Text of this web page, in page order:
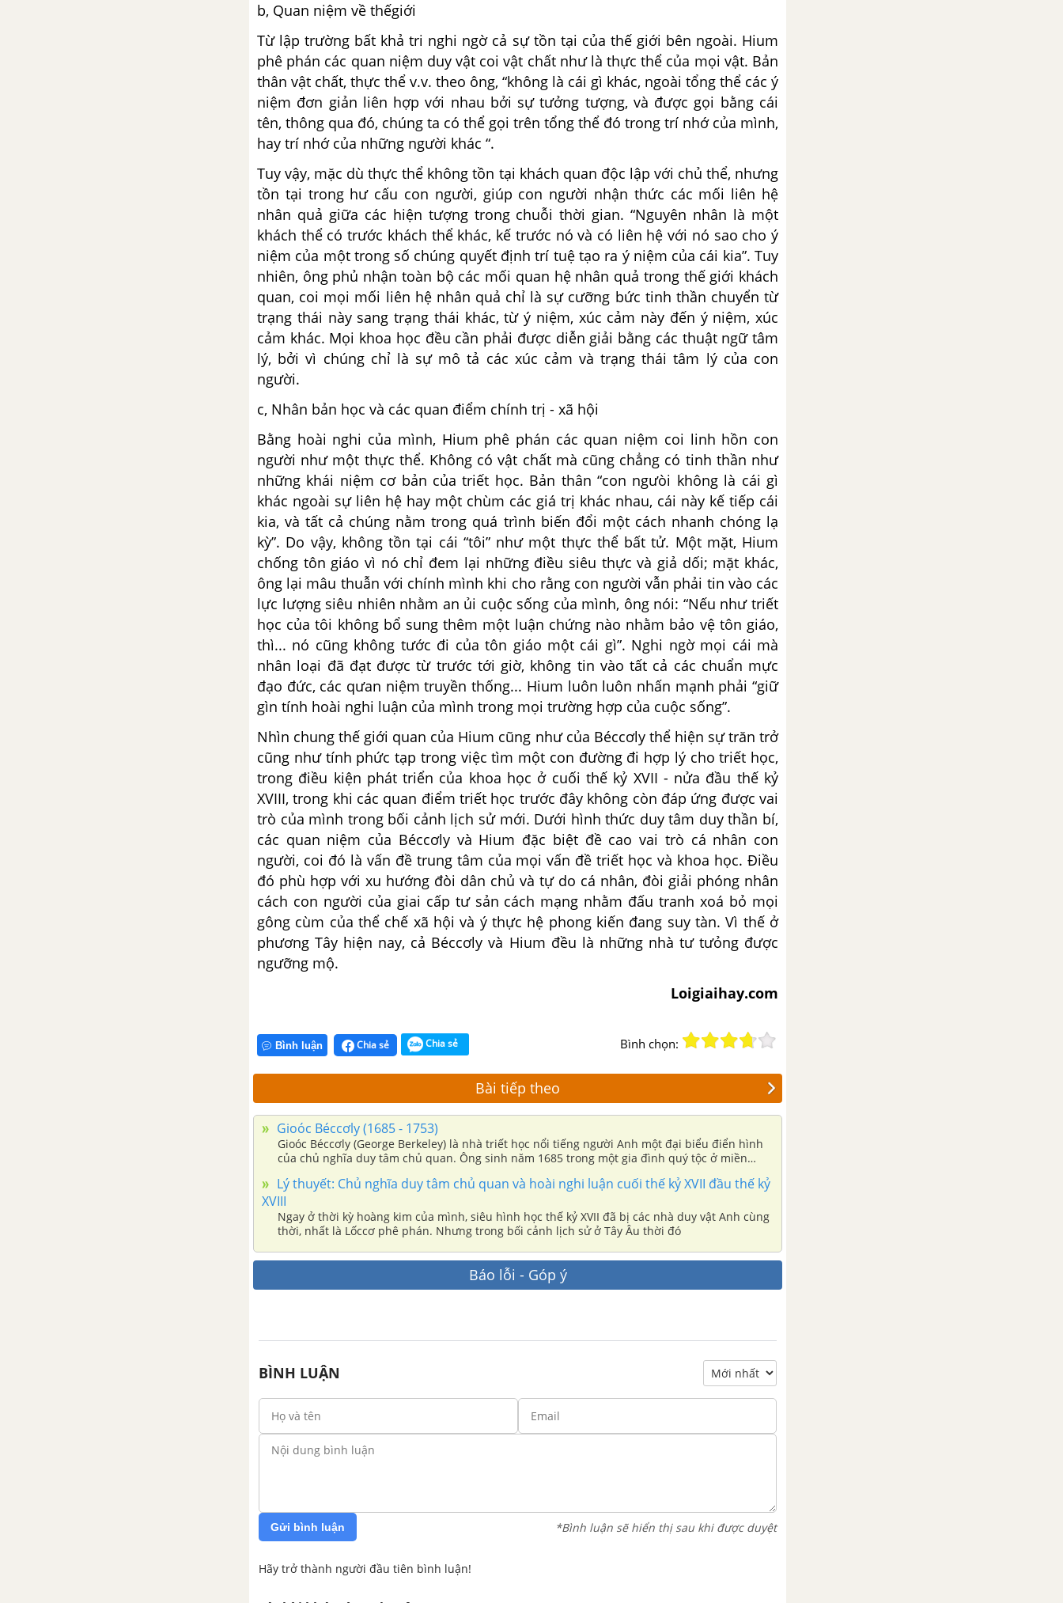
b, Quan niệm về thếgiới
Từ lập trường bất khả tri nghi ngờ cả sự tồn tại của thế giới bên ngoài. Hium
phê phán các quan niệm duy vật coi vật chất như là thực thể của mọi vật. Bản
thân vật chất, thực thể v.v. theo ông, “không là cái gì khác, ngoài tổng thể các ý
niệm đơn giản liên hợp với nhau bởi sự tưởng tượng, và được gọi bằng cái
tên, thông qua đó, chúng ta có thể gọi trên tổng thể đó trong trí nhớ của mình,
hay trí nhớ của những người khác “.
Tuy vậy, mặc dù thực thể không tồn tại khách quan độc lập với chủ thể, nhưng
tồn tại trong hư cấu con người, giúp con người nhận thức các mối liên hệ
nhân quả giữa các hiện tượng trong chuỗi thời gian. “Nguyên nhân là một
khách thể có trước khách thể khác, kế trước nó và có liên hệ với nó sao cho ý
niệm của một trong số chúng quyết định trí tuệ tạo ra ý niệm của cái kia”. Tuy
nhiên, ông phủ nhận toàn bộ các mối quan hệ nhân quả trong thế giới khách
quan, coi mọi mối liên hệ nhân quả chỉ là sự cưỡng bức tinh thần chuyển từ
trạng thái này sang trạng thái khác, từ ý niệm, xúc cảm này đến ý niệm, xúc
cảm khác. Mọi khoa học đều cần phải được diễn giải bằng các thuật ngữ tâm
lý, bởi vì chúng chỉ là sự mô tả các xúc cảm và trạng thái tâm lý của con
người.
c, Nhân bản học và các quan điểm chính trị - xã hội
Bằng hoài nghi của mình, Hium phê phán các quan niệm coi linh hồn con
người như một thực thể. Không có vật chất mà cũng chẳng có tinh thần như
những khái niệm cơ bản của triết học. Bản thân “con ngưòi không là cái gì
khác ngoài sự liên hệ hay một chùm các giá trị khác nhau, cái này kế tiếp cái
kia, và tất cả chúng nằm trong quá trình biến đổi một cách nhanh chóng lạ
kỳ”. Do vậy, không tồn tại cái “tôi” như một thực thể bất tử. Một mặt, Hium
chống tôn giáo vì nó chỉ đem lại những điều siêu thực và giả dối; mặt khác,
ông lại mâu thuẫn với chính mình khi cho rằng con người vẫn phải tin vào các
lực lượng siêu nhiên nhằm an ủi cuộc sống của mình, ông nói: “Nếu như triết
học của tôi không bổ sung thêm một luận chứng nào nhằm bảo vệ tôn giáo,
thì... nó cũng không tước đi của tôn giáo một cái gì”. Nghi ngờ mọi cái mà
nhân loại đã đạt được từ trước tới giờ, không tin vào tất cả các chuẩn mực
đạo đức, các qưan niệm truyền thống... Hium luôn luôn nhấn mạnh phải “giữ
gìn tính hoài nghi luận của mình trong mọi trường hợp của cuộc sống”.
Nhìn chung thế giới quan của Hium cũng như của Béccơly thể hiện sự trăn trở
cũng như tính phức tạp trong việc tìm một con đường đi hợp lý cho triết học,
trong điều kiện phát triển của khoa học ở cuối thế kỷ XVII - nửa đầu thế kỷ
XVIII, trong khi các quan điểm triết học trước đây không còn đáp ứng được vai
trò của mình trong bối cảnh lịch sử mới. Dưới hình thức duy tâm duy thần bí,
các quan niệm của Béccơly và Hium đặc biệt đề cao vai trò cá nhân con
người, coi đó là vấn đề trung tâm của mọi vấn đề triết học và khoa học. Điều
đó phù hợp với xu hướng đòi dân chủ và tự do cá nhân, đòi giải phóng nhân
cách con người của giai cấp tư sản cách mạng nhằm đấu tranh xoá bỏ mọi
gông cùm của thể chế xã hội và ý thực hệ phong kiến đang suy tàn. Vì thế ở
phương Tây hiện nay, cả Béccơly và Hium đều là những nhà tư tưỏng được
ngưỡng mộ.
Loigiaihay.com
Bình luận Chia sẻ Chia sẻ Bình chọn:
Bài tiếp theo
Gioóc Béccơly (1685 - 1753)
Gioóc Béccơly (George Berkeley) là nhà triết học nổi tiếng người Anh một đại biểu điển hình
của chủ nghĩa duy tâm chủ quan. Ông sinh năm 1685 trong một gia đình quý tộc ở miền
Lý thuyết: Chủ nghĩa duy tâm chủ quan và hoài nghi luận cuối thế kỷ XVII đầu thế kỷ
XVIII
Ngay ở thời kỳ hoàng kim của mình, siêu hình học thế kỷ XVII đã bị các nhà duy vật Anh cùng
thời, nhất là Lốccơ phê phán. Nhưng trong bối cảnh lịch sử ở Tây Âu thời đó
Báo lỗi - Góp ý
BÌNH LUẬN
Gửi bình luận *Bình luận sẽ hiển thị sau khi được duyệt
Hãy trở thành người đầu tiên bình luận!